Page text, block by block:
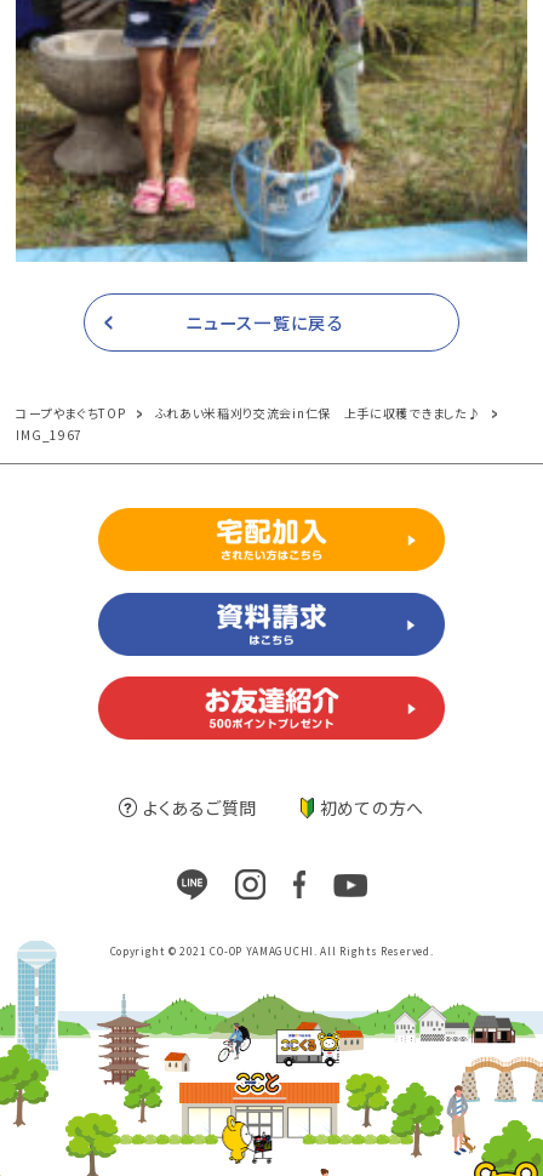
ニュース一覧に戻る
コープやまぐちTOP
ふれあい米稲刈り交流会in仁保 上手に収穫できました♪
IMG_1967
よくあるご質問 初めての方へ
Copyright © 2021 CO-OP YAMAGUCHI. All Rights Reserved.